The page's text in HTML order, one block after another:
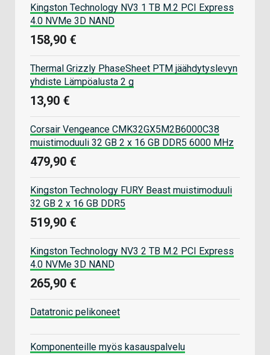
Kingston Technology NV3 1 TB M.2 PCI Express
4.0 NVMe 3D NAND
158,90 €
Thermal Grizzly PhaseSheet PTM jäähdytyslevyn
yhdiste Lämpöalusta 2 g
13,90 €
Corsair Vengeance CMK32GX5M2B6000C38
muistimoduuli 32 GB 2 x 16 GB DDR5 6000 MHz
479,90 €
Kingston Technology FURY Beast muistimoduuli
32 GB 2 x 16 GB DDR5
519,90 €
Kingston Technology NV3 2 TB M.2 PCI Express
4.0 NVMe 3D NAND
265,90 €
Datatronic pelikoneet
Komponenteille myös kasauspalvelu